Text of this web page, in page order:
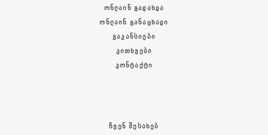
ᲝᲜᲚᲐᲘᲜ ᲒᲐᲓᲐᲮᲓᲐ
ᲝᲜᲚᲐᲘᲜ ᲒᲐᲜᲐᲪᲮᲐᲓᲘ
ᲕᲐᲙᲐᲜᲡᲘᲔᲑᲘ
ᲙᲘᲗᲮᲕᲔᲑᲘ
ᲙᲝᲜᲢᲐᲥᲢᲘ
ᲩᲕᲔᲜ ᲨᲔᲡᲐᲮᲔᲑ